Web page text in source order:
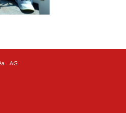
- AG